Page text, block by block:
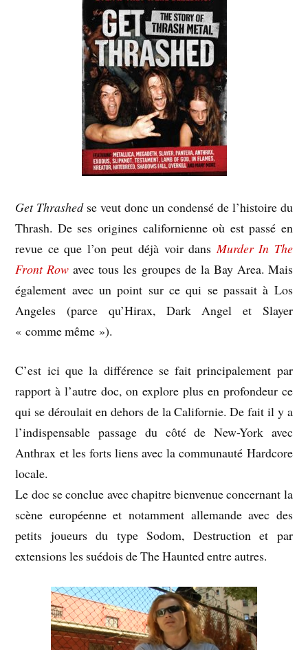
Get Thrashedse veut donc un condensé de l’histoire du
Thrash. De ses origines californienne où est passé en
revue ce que l’on peut déjà voir dansMurder In The
Front Row avec tous les groupes de la Bay Area. Mais
également avec un point sur ce qui se passait à Los
Angeles (parce qu’Hirax, Dark Angel et Slayer
« comme même »).
C’est ici que la différence se fait principalement par
rapport à l’autre doc, on explore plus en profondeur ce
qui se déroulait en dehors de la Californie. De fait il y a
l’indispensable passage du côté de New-York avec
Anthrax et les forts liens avec la communauté Hardcore
locale.
Le doc se conclue avec chapitre bienvenue concernant la
scène européenne et notamment allemande avec des
petits joueurs du type Sodom, Destruction et par
extensions les suédois de The Haunted entre autres.